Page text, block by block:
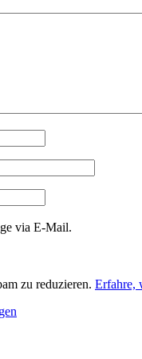
via E-Mail.
zu reduzieren. Erfahre,